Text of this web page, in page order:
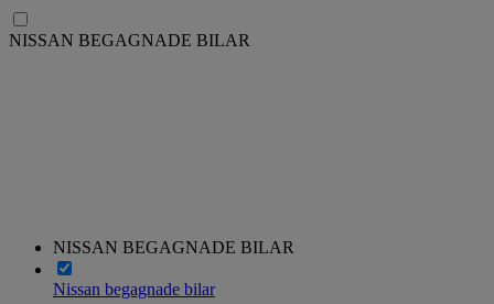
NISSAN BEGAGNADE BILAR
NISSAN BEGAGNADE BILAR
Nissan begagnade bilar